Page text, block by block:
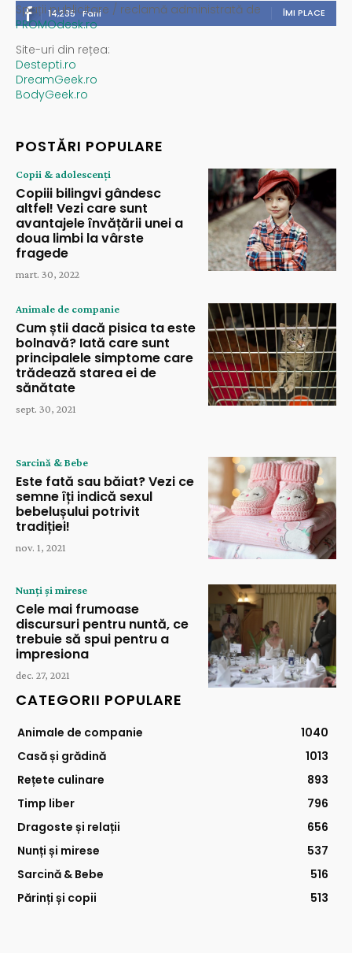
14,235 Fani ÎMI PLACE
Spații publicitare / reclamă administrată de
PROMOdesk.ro
Site-uri din rețea:
Destepti.ro
DreamGeek.ro
BodyGeek.ro
POSTĂRI POPULARE
Copii & adolescenți
Copiii bilingvi gândesc
altfel! Vezi care sunt
avantajele învățării unei a
doua limbi la vârste
fragede
mart. 30, 2022
Animale de companie
Cum știi dacă pisica ta este
bolnavă? Iată care sunt
principalele simptome care
trădează starea ei de
sănătate
sept. 30, 2021
Sarcină & Bebe
Este fată sau băiat? Vezi ce
semne îți indică sexul
bebelușului potrivit
tradiției!
nov. 1, 2021
Nunți și mirese
Cele mai frumoase
discursuri pentru nuntă, ce
trebuie să spui pentru a
impresiona
dec. 27, 2021
CATEGORII POPULARE
Animale de companie
1040
Casă și grădină
1013
Rețete culinare
893
Timp liber
796
Dragoste și relații
656
Nunți și mirese
537
Sarcină & Bebe
516
Părinți și copii
513